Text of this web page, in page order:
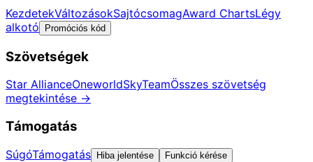
KezdetekVáltozásokSajtócsomagAward ChartsLégy
alkotó
Promóciós kód
Szövetségek
Star AllianceOneworldSkyTeamÖsszes szövetség
megtekintése →
Támogatás
SúgóTámogatás Hiba jelentése Funkció kérése